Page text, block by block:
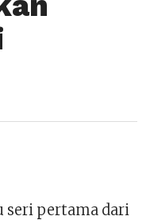
seri pertama dari